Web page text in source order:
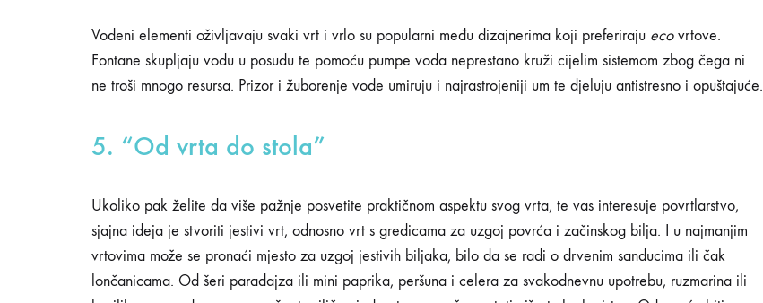
Vodeni elementi oživljavaju svaki vrt i vrlo su popularni među dizajnerima koji preferiraju ecovrtove.
Fontane skupljaju vodu u posudu te pomoću pumpe voda neprestano kruži cijelim sistemom zbog čega ni
ne troši mnogo resursa. Prizor i žuborenje vode umiruju i najrastrojeniji um te djeluju antistresno i opuštajuće.
5. “Od vrta do stola”
Ukoliko pak želite da više pažnje posvetite praktičnom aspektu svog vrta, te vas interesuje povrtlarstvo,
sjajna ideja je stvoriti jestivi vrt, odnosno vrt s gredicama za uzgoj povrća i začinskog bilja. I u najmanjim
vrtovima može se pronaći mjesto za uzgoj jestivih biljaka, bilo da se radi o drvenim sanducima ili čak
lončanicama. Od šeri paradajza ili mini paprika, peršuna i celera za svakodnevnu upotrebu, ruzmarina ili